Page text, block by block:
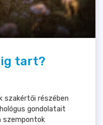
tart?
szakértői részében
gondolatait
szempontok